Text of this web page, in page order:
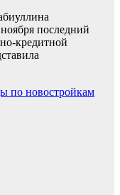
последний
кредитной
по новостройкам